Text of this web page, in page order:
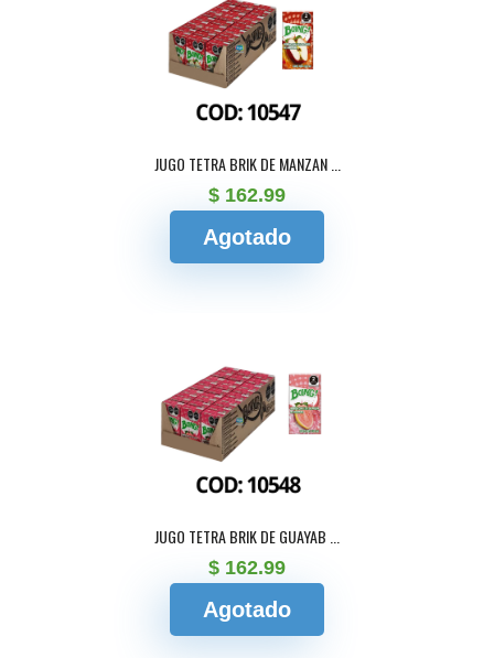
JUGO TETRA BRIK DE MANZAN ...
$ 162.99
Agotado
JUGO TETRA BRIK DE GUAYAB ...
$ 162.99
Agotado